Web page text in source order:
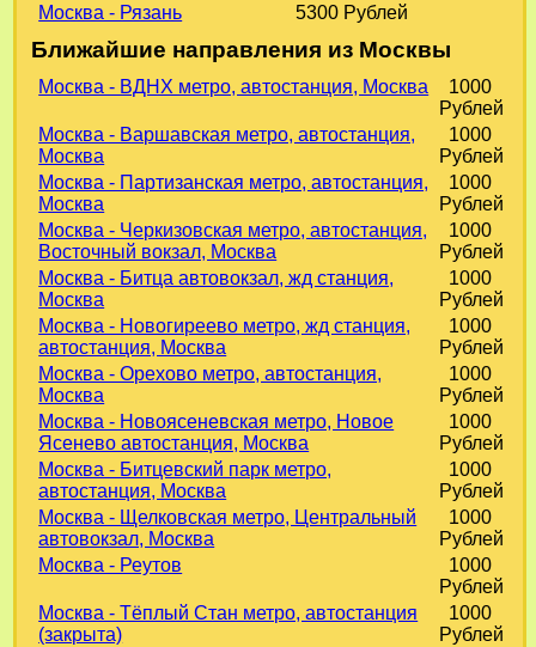
Москва - Рязань
5300 Рублей
Ближайшие направления из Москвы
Москва - ВДНХ метро, автостанция, Москва
1000
Рублей
Москва - Варшавская метро, автостанция,
Москва
1000
Рублей
Москва - Партизанская метро, автостанция,
Москва
1000
Рублей
Москва - Черкизовская метро, автостанция,
Восточный вокзал, Москва
1000
Рублей
Москва - Битца автовокзал, жд станция,
Москва
1000
Рублей
Москва - Новогиреево метро, жд станция,
автостанция, Москва
1000
Рублей
Москва - Орехово метро, автостанция,
Москва
1000
Рублей
Москва - Новоясеневская метро, Новое
Ясенево автостанция, Москва
1000
Рублей
Москва - Битцевский парк метро,
автостанция, Москва
1000
Рублей
Москва - Щелковская метро, Центральный
автовокзал, Москва
1000
Рублей
Москва - Реутов
1000
Рублей
Москва - Тёплый Стан метро, автостанция
(закрыта)
1000
Рублей